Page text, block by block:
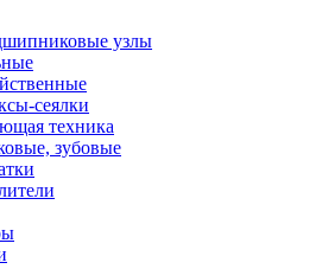
узлы
сеялки
техника
зубовые